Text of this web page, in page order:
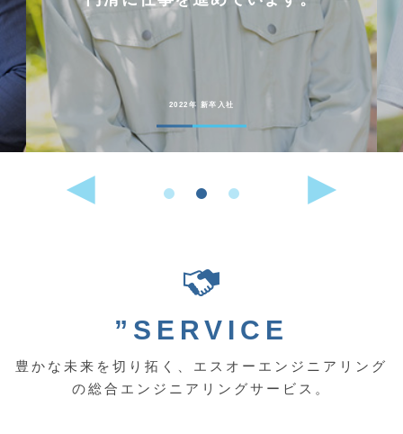
2022年 新卒入社
”SERVICE
豊かな未来を切り拓く、エスオーエンジニアリング
の総合エンジニアリングサービス。